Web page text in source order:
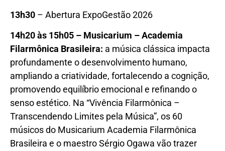
13h30 – Abertura ExpoGestão 2026
14h20 às 15h05 – Musicarium – Academia
Filarmônica Brasileira: a música clássica impacta
profundamente o desenvolvimento humano,
ampliando a criatividade, fortalecendo a cognição,
promovendo equilíbrio emocional e refinando o
senso estético. Na “Vivência Filarmônica –
Transcendendo Limites pela Música”, os 60
músicos do Musicarium Academia Filarmônica
Brasileira e o maestro Sérgio Ogawa vão trazer